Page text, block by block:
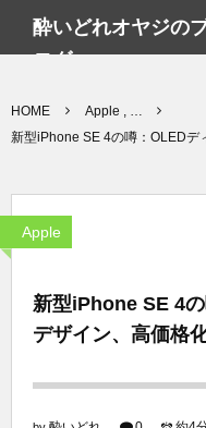
酔いどれオヤジの
ログwp
HOME
Apple , …
新型iPhone SE 4の噂：OLEDデ
Apple
新型iPhone SE 4
デザイン、高価格